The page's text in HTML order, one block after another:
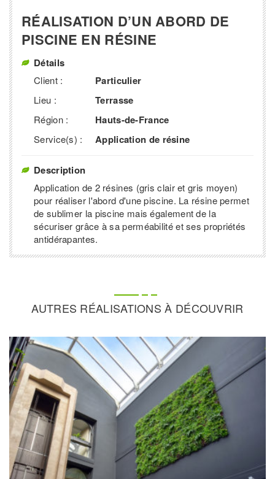
RÉALISATION D’UN ABORD DE
PISCINE EN RÉSINE
Détails
Client : Particulier
Lieu : Terrasse
Région : Hauts-de-France
Service(s) : Application de résine
Description
Application de 2 résines (gris clair et gris moyen)
pour réaliser l'abord d'une piscine. La résine permet
de sublimer la piscine mais également de la
sécuriser grâce à sa perméabilité et ses propriétés
antidérapantes.
AUTRES RÉALISATIONS À DÉCOUVRIR